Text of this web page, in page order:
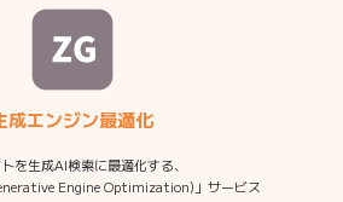
成エンジン最適化
を生成AI検索に最適化する、
Engine Optimization)」サービス